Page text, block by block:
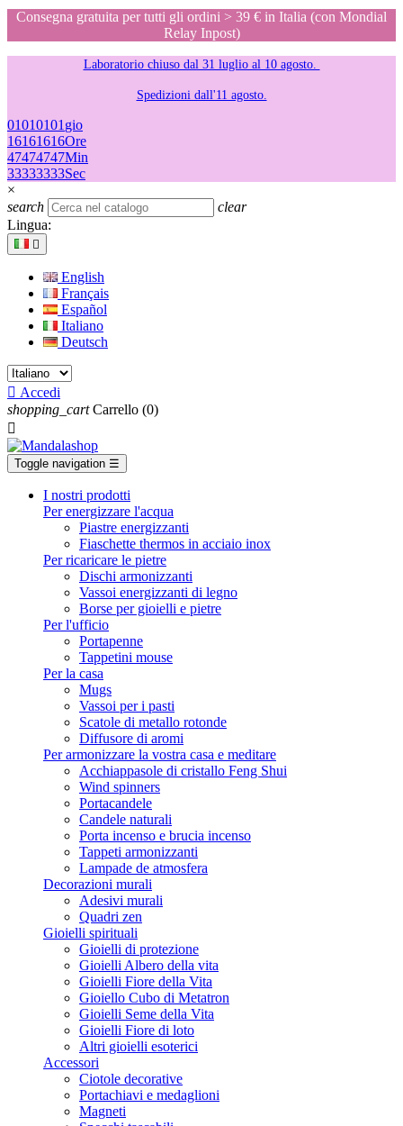
Consegna gratuita per tutti gli ordini > 39 € in Italia (con Mondial
Relay Inpost)
Laboratorio chiuso dal 31 luglio al 10 agosto.
Spedizioni dall'11 agosto.
01010101 gio
16161616Ore
47474747Min
33333333Sec
×
search
clear
Lingua:

English
Français
Español
Italiano
Deutsch
 Accedi
shopping_cart Carrello (0)

Toggle navigation ☰
I nostri prodotti
Per energizzare l'acqua
Piastre energizzanti
Fiaschette thermos in acciaio inox
Per ricaricare le pietre
Dischi armonizzanti
Vassoi energizzanti di legno
Borse per gioielli e pietre
Per l'ufficio
Portapenne
Tappetini mouse
Per la casa
Mugs
Vassoi per i pasti
Scatole di metallo rotonde
Diffusore di aromi
Per armonizzare la vostra casa e meditare
Acchiappasole di cristallo Feng Shui
Wind spinners
Portacandele
Candele naturali
Porta incenso e brucia incenso
Tappeti armonizzanti
Lampade de atmosfera
Decorazioni murali
Adesivi murali
Quadri zen
Gioielli spirituali
Gioielli di protezione
Gioielli Albero della vita
Gioielli Fiore della Vita
Gioiello Cubo di Metatron
Gioielli Seme della Vita
Gioielli Fiore di loto
Altri gioielli esoterici
Accessori
Ciotole decorative
Portachiavi e medaglioni
Magneti